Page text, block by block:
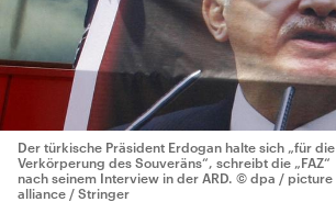
Der türkische Präsident Erdogan halte sich „für die
Verkörperung des Souveräns“, schreibt die „FAZ“
nach seinem Interview in der ARD. © dpa / picture
alliance / Stringer